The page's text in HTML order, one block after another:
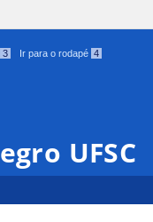
3 Ir para o rodapé 4
UFSC